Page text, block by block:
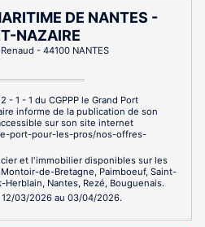
DE NANTES -
NAZAIRE
- 44100 NANTES
- 1 - 1 du CGPPP le Grand Port
informe de la publication de son
sur son site internet
port-pour-les-pros/nos-offres-
et l'immobilier disponibles sur les
de-Bretagne, Paimboeuf, Saint-
Herblain, Nantes, Rezé, Bouguenais.
03/2026 au 03/04/2026.